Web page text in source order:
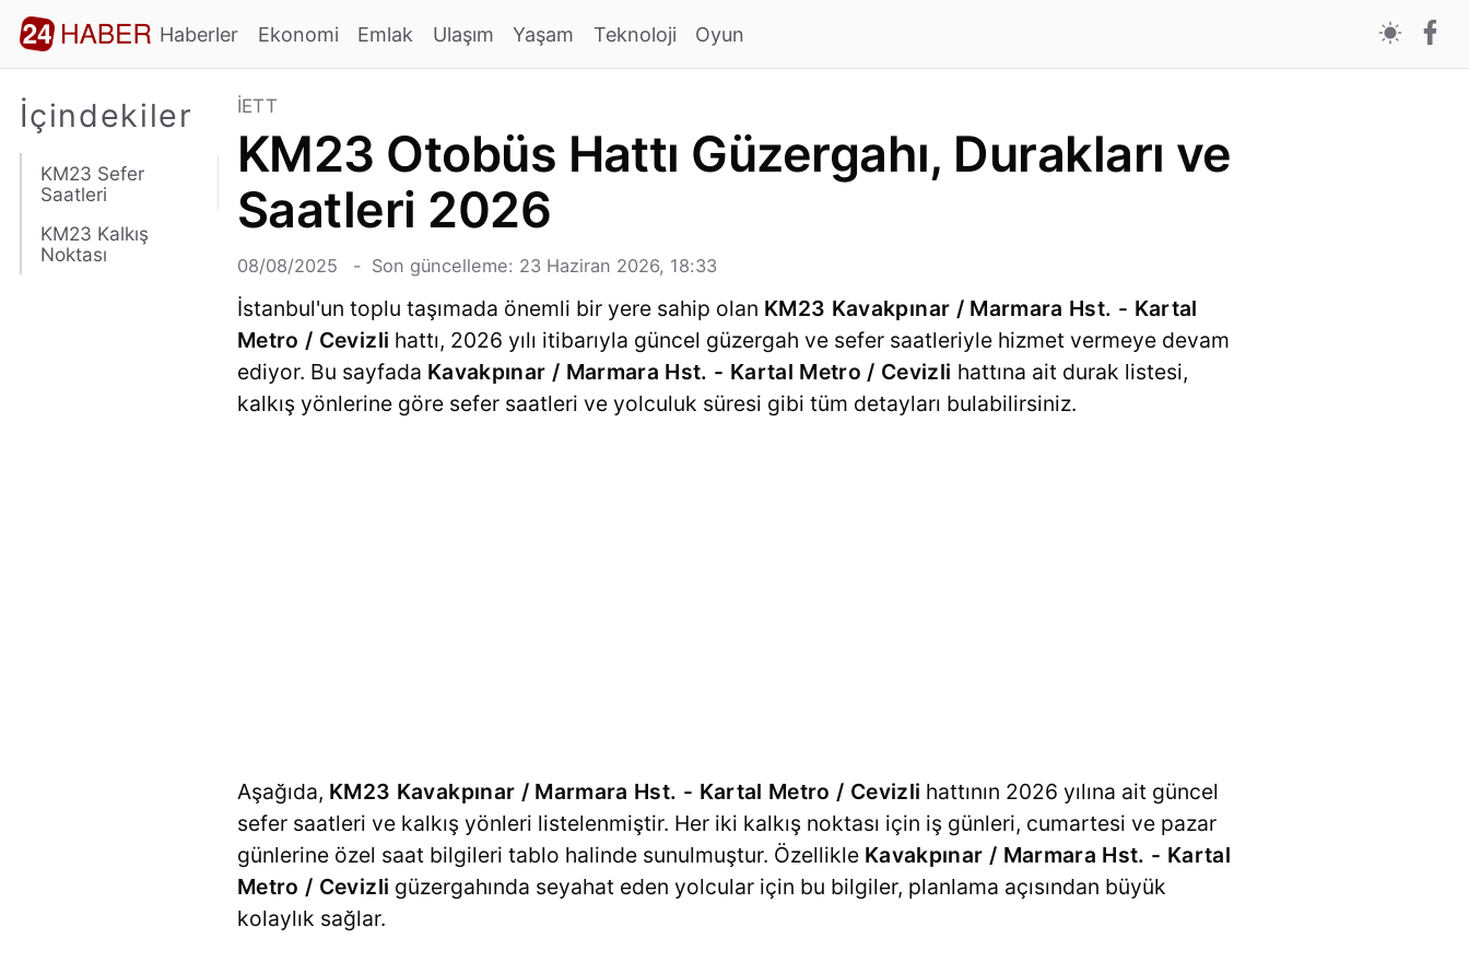
Haberler Ekonomi Emlak Ulaşım Yaşam Teknoloji Oyun
İçindekiler
KM23 Sefer
Saatleri
KM23 Kalkış
Noktası
İETT
KM23 Otobüs Hattı Güzergahı, Durakları ve
Saatleri 2026
08/08/2025 Son güncelleme: 23 Haziran 2026, 18:33
İstanbul'un toplu taşımada önemli bir yere sahip olan KM23 Kavakpınar / Marmara Hst. - Kartal
Metro / Cevizli hattı, 2026 yılı itibarıyla güncel güzergah ve sefer saatleriyle hizmet vermeye devam
ediyor. Bu sayfada Kavakpınar / Marmara Hst. - Kartal Metro / Cevizli hattına ait durak listesi,
kalkış yönlerine göre sefer saatleri ve yolculuk süresi gibi tüm detayları bulabilirsiniz.
Aşağıda, KM23 Kavakpınar / Marmara Hst. - Kartal Metro / Cevizli hattının 2026 yılına ait güncel
sefer saatleri ve kalkış yönleri listelenmiştir. Her iki kalkış noktası için iş günleri, cumartesi ve pazar
günlerine özel saat bilgileri tablo halinde sunulmuştur. Özellikle Kavakpınar / Marmara Hst. - Kartal
Metro / Cevizli güzergahında seyahat eden yolcular için bu bilgiler, planlama açısından büyük
kolaylık sağlar.